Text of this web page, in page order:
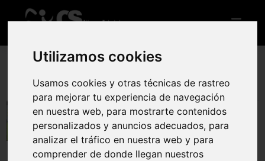
Utilizamos cookies
Usamos cookies y otras técnicas de rastreo
para mejorar tu experiencia de navegación
en nuestra web, para mostrarte contenidos
personalizados y anuncios adecuados, para
analizar el tráfico en nuestra web y para
comprender de donde llegan nuestros
IX Trail de Alconchel
5 oct 2025
Reglamento Web oficial